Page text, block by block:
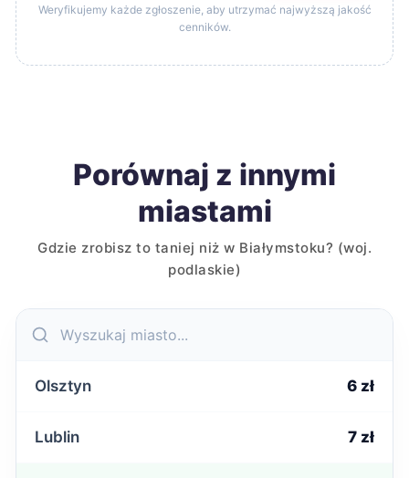
Weryfikujemy każde zgłoszenie, aby utrzymać najwyższą jakość
cenników.
Porównaj z innymi
miastami
Gdzie zrobisz to taniej niż w Białymstoku? (woj.
podlaskie)
Olsztyn 6 zł
Lublin 7 zł